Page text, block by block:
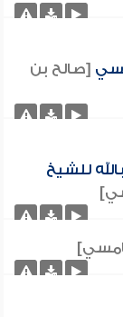
[صالح بن
للشيخ